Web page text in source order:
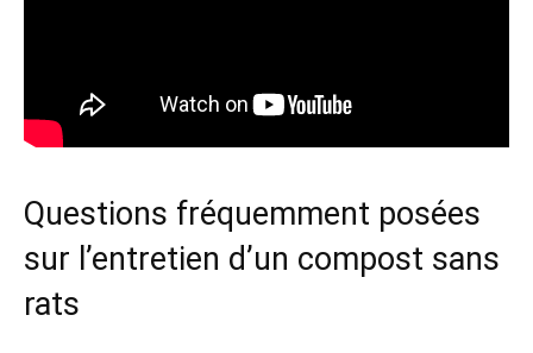
Questions fréquemment posées
sur l’entretien d’un compost sans
rats